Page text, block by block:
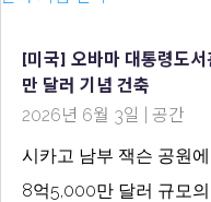
[미국] 오바마 대통령도
만 달러 기념 건축
2026년 6월 3일
공간
시카고 남부 잭슨 공원
8억5,000만 달러 규모